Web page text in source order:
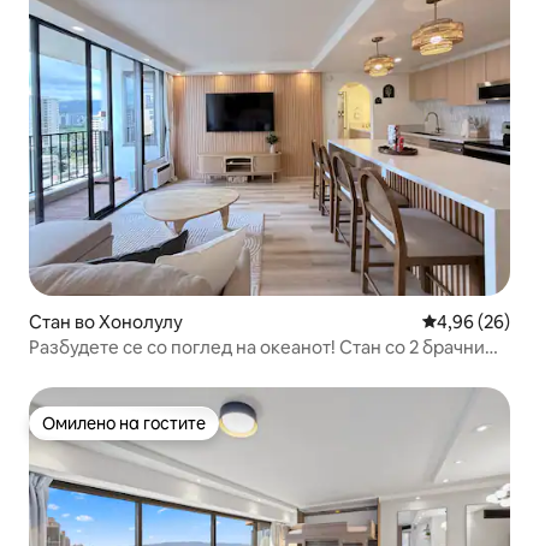
Стан во Хонолулу Просечна
4,96 (26)
Разбудете се со поглед на океанот! Стан со 2 брачни
Омилено на гостите
Омилено на гостите